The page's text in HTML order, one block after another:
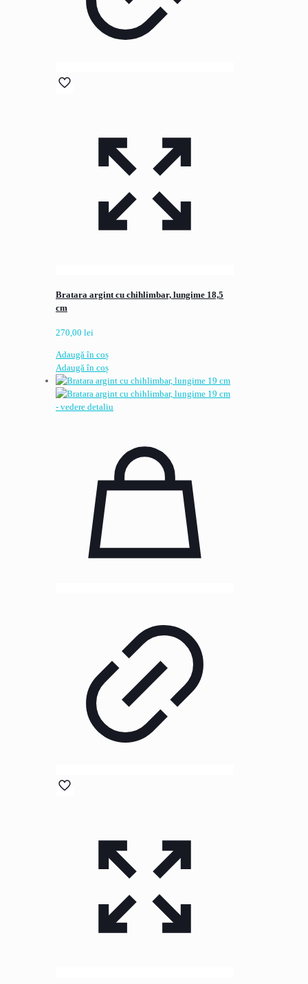
Bratara argint cu chihlimbar, lungime 18,5
cm
270,00 lei
Adaugă în coș
Adaugă în coș